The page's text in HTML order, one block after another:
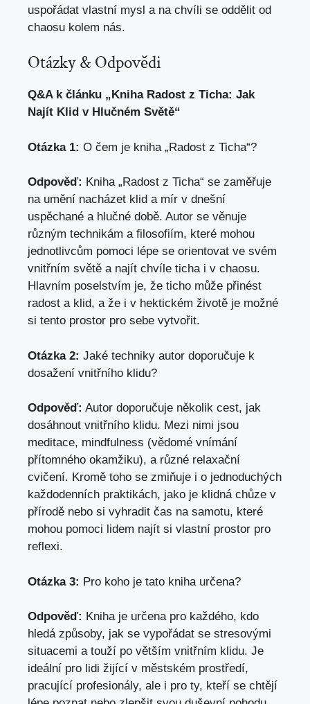
uspořádat vlastní mysl‌ a na ‍chvíli se‌ oddělit od
chaosu kolem nás.
Otázky & Odpovědi
Q&A k článku „Kniha Radost z Ticha: Jak
Najít Klid v Hlučném Světě“
Otázka ⁢1: ​O čem je kniha „Radost‌ z Ticha“?
Odpověď: Kniha „Radost z ‌Ticha“ se zaměřuje
na umění nacházet klid a⁤ mír v dnešní
uspěchané a hlučné době. Autor se věnuje
různým technikám a filosofiím, které mohou⁣
jednotlivcům pomoci lépe se⁤ orientovat ve svém
vnitřním světě a najít chvíle ticha i v chaosu.
Hlavním‌ poselstvím je, že ticho může⁢ přinést
radost a klid, ‍a že i v hektickém životě je možné⁢
si tento prostor pro sebe vytvořit.
Otázka 2: Jaké techniky autor doporučuje k
dosažení vnitřního klidu?
Odpověď: Autor doporučuje několik cest, jak
dosáhnout ‌vnitřního klidu. Mezi nimi jsou
meditace, mindfulness (vědomé vnímání
přítomného okamžiku), a různé relaxační
cvičení. Kromě toho se zmiňuje i o jednoduchých
každodenních praktikách, jako ⁣je klidná ⁤chůze v
přírodě nebo si vyhradit ‌čas na samotu, které
mohou‍ pomoci lidem najít si vlastní prostor pro
reflexi.
Otázka 3: Pro koho je⁣ tato kniha určena?
Odpověď: Kniha je určena pro každého, kdo
hledá způsoby, jak se vypořádat ​se ‍stresovými
situacemi a touží po větším vnitřním klidu. Je
ideální ‍pro lidi žijící v městském⁢ prostředí,
pracující profesionály, ale‌ i pro ty, kteří se⁢ chtějí